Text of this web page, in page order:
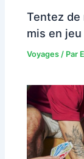
Tentez de
mis en
Voyages / Par